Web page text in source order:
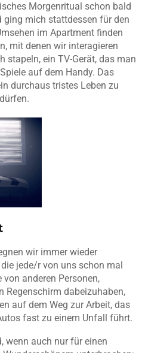
Morgenritual schon bald
ging mich stattdessen für den
im Apartment finden
mit denen wir interagieren
stapeln, ein TV-Gerät, das man
auf dem Handy. Das
durchaus tristes Leben zu
wir immer wieder
jede/r von uns schon mal
anderen Personen,
Regenschirm dabeizuhaben,
auf dem Weg zur Arbeit, das
fast zu einem Unfall führt.
wenn auch nur für einen